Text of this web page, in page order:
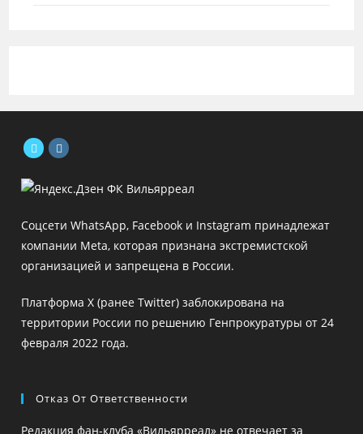
в
вкладке
в
вкладке
Соцсети WhatsApp, Facebook и Instagram принадлежат
компании Meta, которая признана экстремистской
организацией и запрещена в России.
Платформа X (ранее Twitter) заблокирована на
территории России по решению Генпрокуратуры от 24
февраля 2022 года.
Отказ От Ответственности
Редакция фан-клуба «Вильярреал» не отвечает за